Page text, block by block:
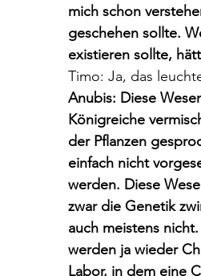
mich schon
geschehen sollte.
existieren sollte,
Timo: Ja, das
Anubis: Diese
Königreiche
der Pflanzen
einfach nicht
werden. Diese
zwar die Genetik
auch meistens
werden ja wieder
Labor, in dem eine